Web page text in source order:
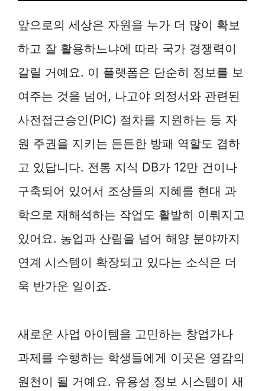
앞으로의 세상은 자원을 누가 더 많이 확보
하고 잘 활용하느냐에 따라 국가 경쟁력이
갈릴 거예요. 이 플랫폼은 단순히 정보를 보
여주는 것을 넘어, 나고야 의정서와 관련된
사전접근승인(PIC) 절차를 지원하는 등 자
원 주권을 지키는 든든한 방패 역할도 겸하
고 있답니다. 전통 지식 DB가 12만 건이나
구축되어 있어서 조상들의 지혜를 현대 과
학으로 재해석하는 작업도 활발히 이뤄지고
있어요. 농업과 산림을 넘어 해양 분야까지
연계 시스템이 확장되고 있다는 소식은 더
욱 반가운 일이죠.
새로운 사업 아이템을 고민하는 창업가나
과제를 수행하는 학생들에게 이곳은 영감의
원천이 될 거예요. 유용성 정보 시스템이 새